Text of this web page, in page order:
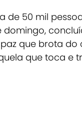
de 50 mil
que brota do
que toca